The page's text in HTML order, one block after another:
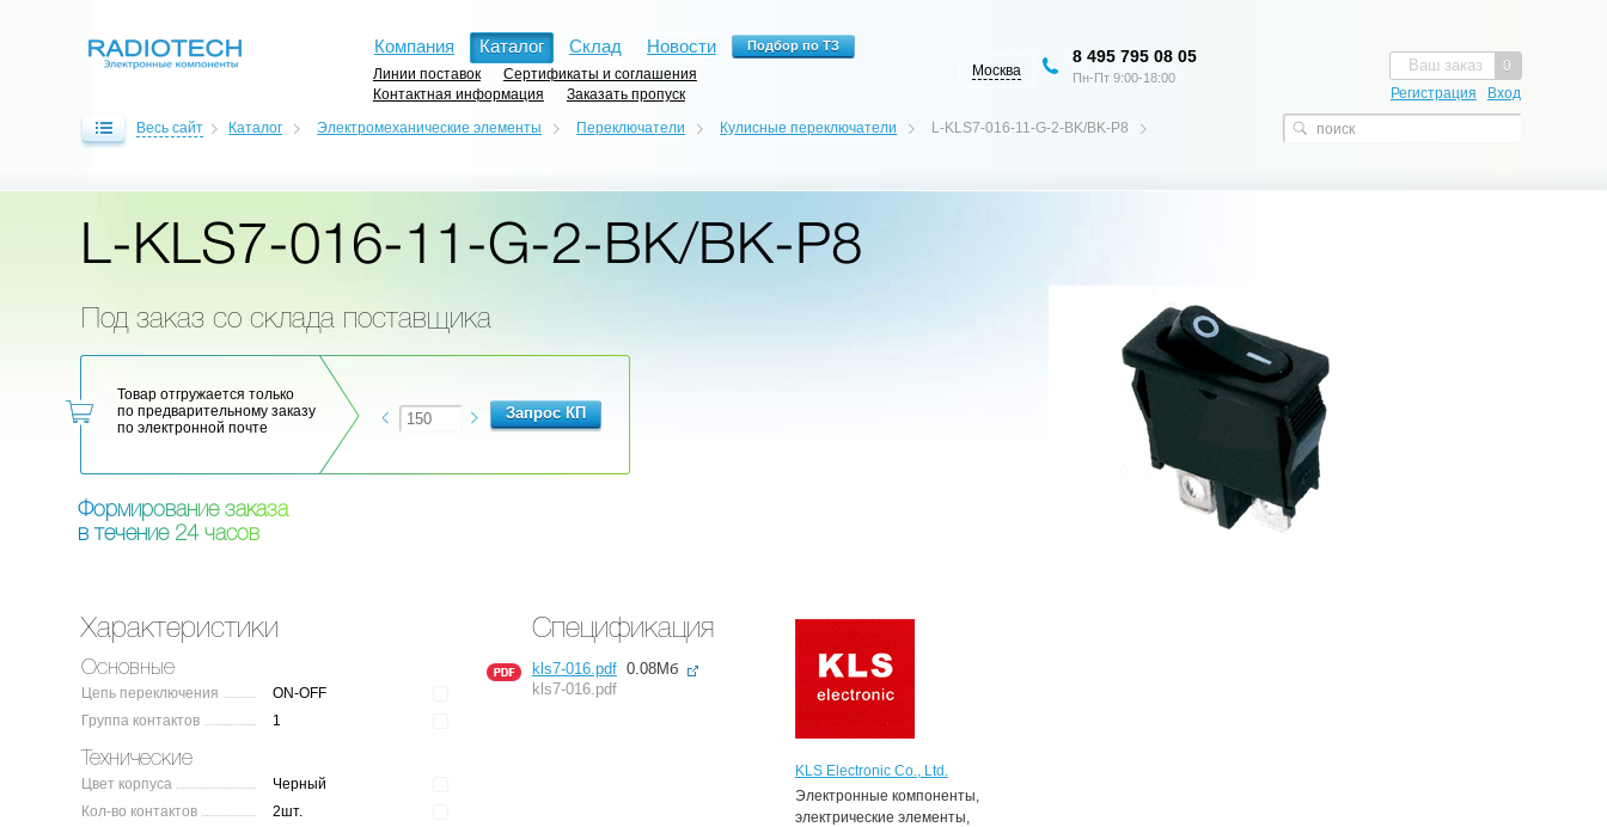
Компания Каталог Склад Новости
Линии поставок
Сертификаты и соглашения
Контактная информация
Заказать пропуск
0
Ваш заказ
Регистрация Вход
Москва
8 495 795 08 05
Пн-Пт 9:00-18:00
Весь сайт Каталог Электромеханические элементы Переключатели Кулисные переключатели L-KLS7-016-11-G-2-BK/BK-P8
L-KLS7-016-11-G-2-BK/BK-P8
Под заказ со склада поставщика
Товар отгружается только
по предварительному заказу
по электронной почте
Формирование заказа
в течение 24 часов
Характеристики
Основные
Цепь переключения
ON-OFF
Группа контактов
1
Технические
Цвет корпуса
Черный
Кол-во контактов
2шт.
Спецификация
kls7-016.pdf 0.08Мб
kls7-016.pdf
KLS Electronic Co., Ltd.
Электронные компоненты,
электрические элементы,